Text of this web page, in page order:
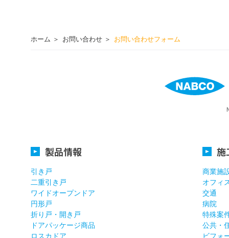
ホーム お問い合わせ お問い合わせフォーム
製品情報
引き戸
二重引き戸
ワイドオープンドア
円形戸
折り戸・開き戸
ドアパッケージ商品
ロスカドア
施
商業施
オフィ
交通
病院
特殊案
公共・
ビフォ